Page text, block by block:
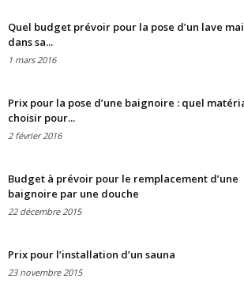
Quel budget prévoir pour la pose d’un lave
dans sa...
1 mars 2016
Prix pour la pose d’une baignoire : quel
choisir pour...
2 février 2016
Budget à prévoir pour le remplacement d’une
baignoire par une douche
22 décembre 2015
Prix pour l’installation d’un sauna
23 novembre 2015